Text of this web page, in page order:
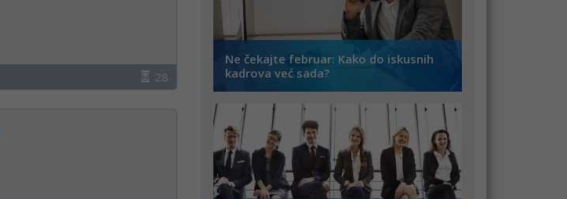
28
Ne čekajte februar: Kako do iskusnih
kadrova već sada?